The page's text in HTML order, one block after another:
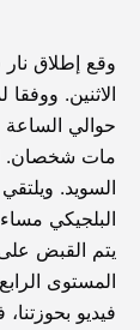
وقع إطلاق
الاثنين.
مات شخصان.
السويد.
البلجيكي
يتم القبض على
فيديو